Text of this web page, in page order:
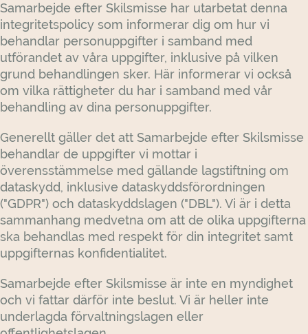
Samarbejde efter Skilsmisse har utarbetat denna
integritetspolicy som informerar dig om hur vi
behandlar personuppgifter i samband med
utförandet av våra uppgifter, inklusive på vilken
grund behandlingen sker. Här informerar vi också
om vilka rättigheter du har i samband med vår
behandling av dina personuppgifter.
Generellt gäller det att Samarbejde efter Skilsmisse
behandlar de uppgifter vi mottar i
överensstämmelse med gällande lagstiftning om
dataskydd, inklusive dataskyddsförordningen
("GDPR") och dataskyddslagen ("DBL"). Vi är i detta
sammanhang medvetna om att de olika uppgifterna
ska behandlas med respekt för din integritet samt
uppgifternas konfidentialitet.
Samarbejde efter Skilsmisse är inte en myndighet
och vi fattar därför inte beslut. Vi är heller inte
underlagda förvaltningslagen eller